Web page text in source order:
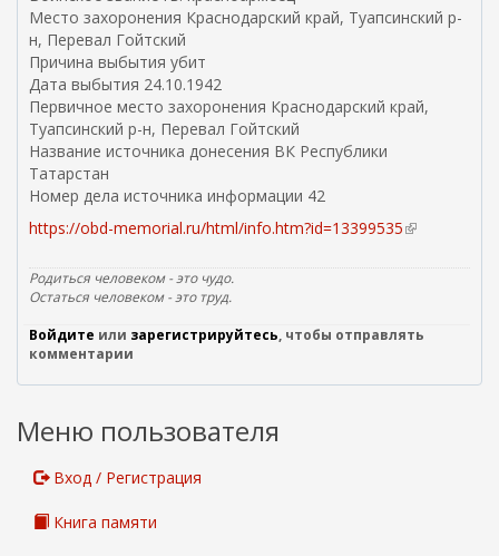
с
а
Место захоронения Краснодарский край, Туапсинский р-
н, Перевал Гойтский
Причина выбытия убит
Дата выбытия 24.10.1942
Первичное место захоронения Краснодарский край,
Туапсинский р-н, Перевал Гойтский
Название источника донесения ВК Республики
Татарстан
Номер дела источника информации 42
https://obd-memorial.ru/html/info.htm?id=13399535(
н
н
я
Родиться человеком - это чудо.
Остаться человеком - это труд.
Войдите или зарегистрируйтесь, чтобы отправлять
комментарии
Меню пользователя
Вход / Регистрация
Книга памяти